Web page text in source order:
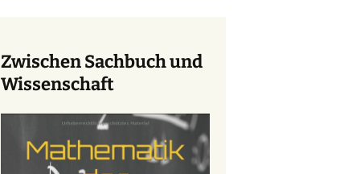
Zwischen Sachbuch und
Wissenschaft